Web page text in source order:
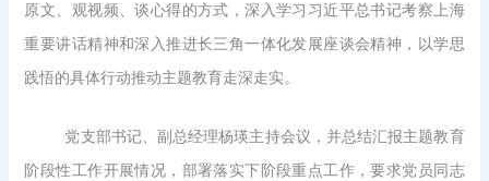
原文、观视频、谈心得的方式，深入学习习近平总书记考察上海
重要讲话精神和深入推进长三角一体化发展座谈会精神，以学思
践悟的具体行动推动主题教育走深走实。
党支部书记、副总经理杨瑛主持会议，并总结汇报主题教育
阶段性工作开展情况，部署落实下阶段重点工作，要求党员同志